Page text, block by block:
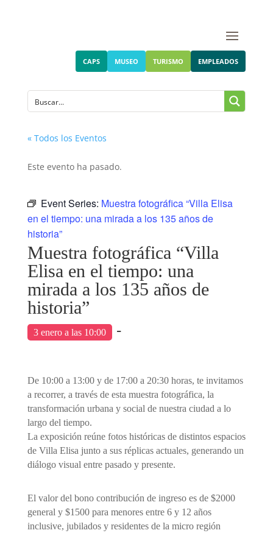
CAPS MUSEO TURISMO EMPLEADOS
« Todos los Eventos
Este evento ha pasado.
Event Series: Muestra fotográfica “Villa Elisa
en el tiempo: una mirada a los 135 años de
historia”
Muestra fotográfica “Villa
Elisa en el tiempo: una
mirada a los 135 años de
historia”
3 enero a las 10:00 -
De 10:00 a 13:00 y de 17:00 a 20:30 horas, te invitamos
a recorrer, a través de esta muestra fotográfica, la
transformación urbana y social de nuestra ciudad a lo
largo del tiempo.
La exposición reúne fotos históricas de distintos espacios
de Villa Elisa junto a sus réplicas actuales, generando un
diálogo visual entre pasado y presente.
El valor del bono contribución de ingreso es de $2000
general y $1500 para menores entre 6 y 12 años
inclusive, jubilados y residentes de la micro región